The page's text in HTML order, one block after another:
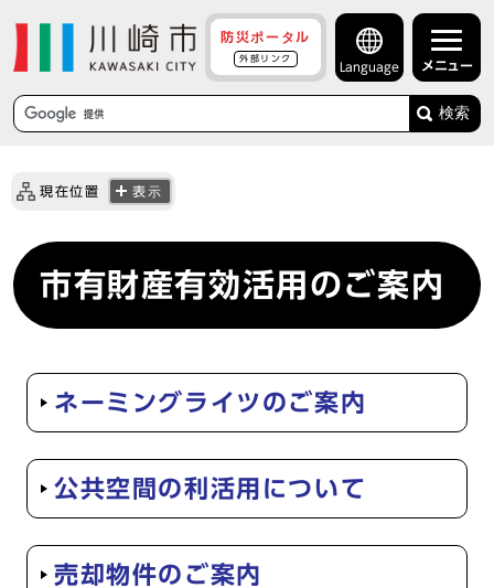
防災ポータル
外部リンク
Language メニュー
検索
現在位置 表示
市有財産有効活用のご案内
ネーミングライツのご案内
公共空間の利活用について
売却物件のご案内